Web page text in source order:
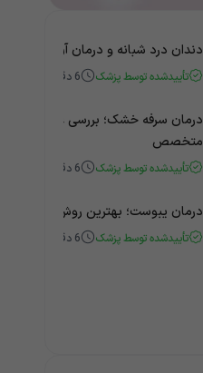
دندان درد شبانه و درمان آن +
تأییدشده توسط پزشک 6 دقیقه
درمان سرفه خشک؛ بررسی علت و
متخصص
تأییدشده توسط پزشک 6 دقیقه
درمان یبوست؛ بهترین روش‌های
تأییدشده توسط پزشک 6 دقیقه